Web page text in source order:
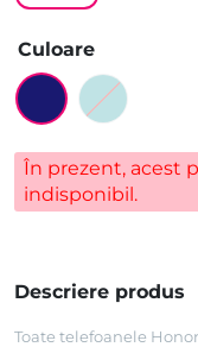
Culoare
În prezent, acest
indisponibil.
Descriere produs
Toate telefoanele